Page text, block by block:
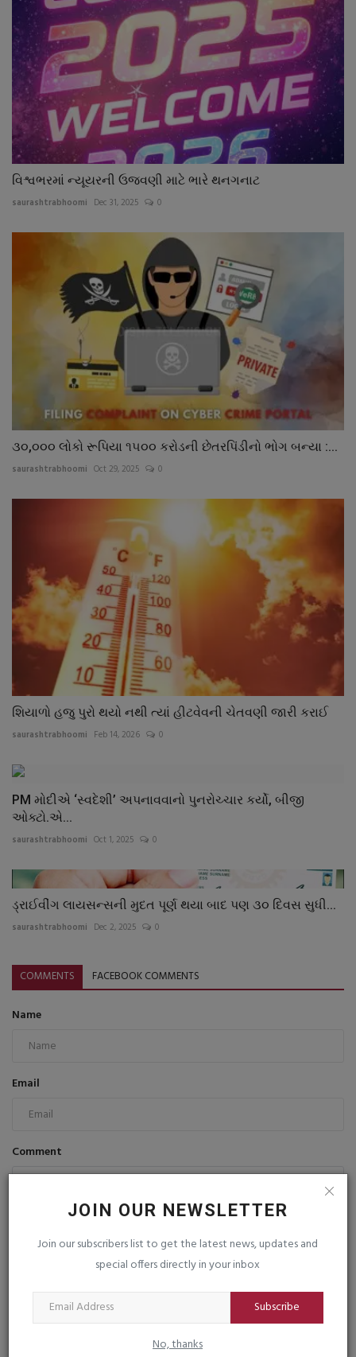
JOIN OUR NEWSLETTER
Join our subscribers list to get the latest news, updates and
special offers directly in your inbox
Subscribe
No, thanks
વિશ્વભરમાં ન્યૂયરની ઉજવણી માટે ભારે થનગનાટ
saurashtrabhoomi Dec 31, 2025 0
૩૦,૦૦૦ લોકો રૂપિયા ૧૫૦૦ કરોડની છેતરપિંડીનો ભોગ બન્યા :...
saurashtrabhoomi Oct 29, 2025 0
શિયાળો હજુ પુરો થયો નથી ત્યાં હીટવેવની ચેતવણી જારી કરાઈ
saurashtrabhoomi Feb 14, 2026 0
PM મોદીએ ‘સ્વદેશી’ અપનાવવાનો પુનરોચ્ચાર કર્યો, બીજી
ઓક્ટો.એ...
saurashtrabhoomi Oct 1, 2025 0
ડ્રાઈવીંગ લાયસન્સની મુદત પૂર્ણ થયા બાદ પણ ૩૦ દિવસ સુધી...
saurashtrabhoomi Dec 2, 2025 0
COMMENTS FACEBOOK COMMENTS
Name
Email
Comment
Post Comment